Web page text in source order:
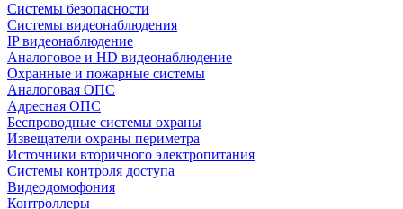
Системы безопасности
Системы видеонаблюдения
IP видеонаблюдение
Аналоговое и HD видеонаблюдение
Охранные и пожарные системы
Аналоговая ОПС
Адресная ОПС
Беспроводные системы охраны
Извещатели охраны периметра
Источники вторичного электропитания
Системы контроля доступа
Видеодомофония
Контроллеры